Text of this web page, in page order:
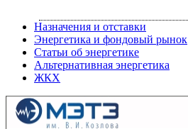
Назначения и отставки
Энергетика и фондовый рынок
Статьи об энергетике
Альтернативная энергетика
ЖКХ